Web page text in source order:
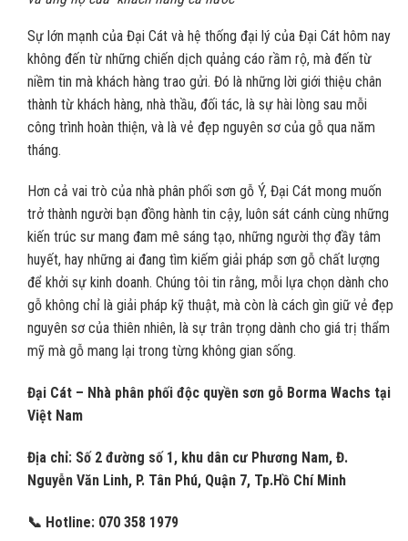
Sự lớn mạnh của Đại Cát và hệ thống đại lý của Đại Cát hôm nay
không đến từ những chiến dịch quảng cáo rầm rộ, mà đến từ
niềm tin mà khách hàng trao gửi. Đó là những lời giới thiệu chân
thành từ khách hàng, nhà thầu, đối tác, là sự hài lòng sau mỗi
công trình hoàn thiện, và là vẻ đẹp nguyên sơ của gỗ qua năm
tháng.
Hơn cả vai trò của nhà phân phối sơn gỗ Ý, Đại Cát mong muốn
trở thành người bạn đồng hành tin cậy, luôn sát cánh cùng những
kiến trúc sư mang đam mê sáng tạo, những người thợ đầy tâm
huyết, hay những ai đang tìm kiếm giải pháp sơn gỗ chất lượng
để khởi sự kinh doanh. Chúng tôi tin rằng, mỗi lựa chọn dành cho
gỗ không chỉ là giải pháp kỹ thuật, mà còn là cách gìn giữ vẻ đẹp
nguyên sơ của thiên nhiên, là sự trân trọng dành cho giá trị thẩm
mỹ mà gỗ mang lại trong từng không gian sống.
Đại Cát – Nhà phân phối độc quyền sơn gỗ Borma Wachs tại
Việt Nam
Địa chỉ: Số 2 đường số 1, khu dân cư Phương Nam, Đ.
Nguyễn Văn Linh, P. Tân Phú, Quận 7, Tp.Hồ Chí Minh
📞 Hotline: 070 358 1979